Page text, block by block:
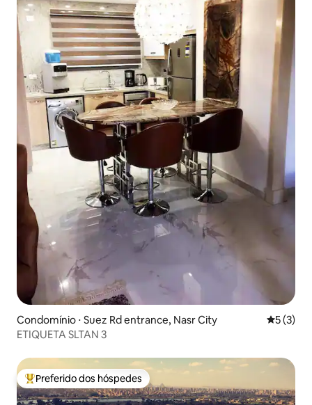
Condomínio ⋅ Suez Rd entrance, Nasr City 5 de
5 (3)
ETIQUETA SLTAN 3
Entre os melhores preferidos dos hóspedes
Preferido dos hóspedes